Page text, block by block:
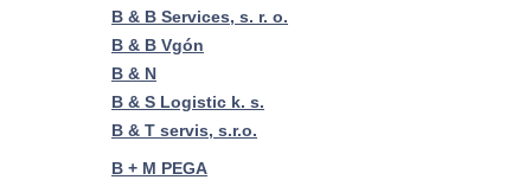
B & B Services, s. r. o.
B & B Vgón
B & N
B & S Logistic k. s.
B & T servis, s.r.o.
B + M PEGA